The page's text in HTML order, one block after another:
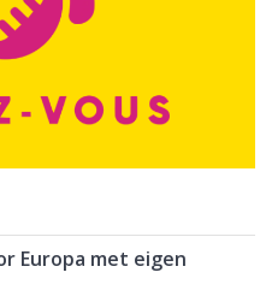
Europa met eigen